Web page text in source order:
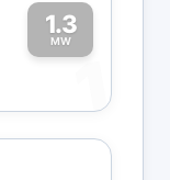
1.3
MW
1